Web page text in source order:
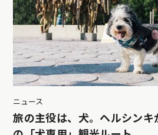
ニュース
旅の主役は、犬。ヘルシンキ